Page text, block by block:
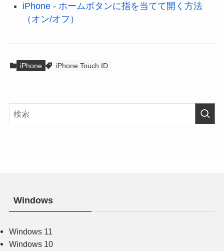
iPhone - ホームボタンに指を当てて開く方法
（オン/オフ）
iPhone iPhone Touch ID
Windows
Windows 11
Windows 10